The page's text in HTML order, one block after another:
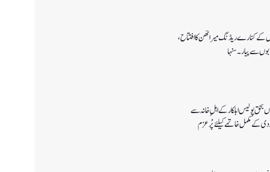
کے کنارے ریڈنگ میراتھن کا افتتاح،
سے پیار۔ سنہا
بحق پولیس اہلکار کے اہلِ خانہ سے
کے مکمل خاتمے کیلئے پْرعزم